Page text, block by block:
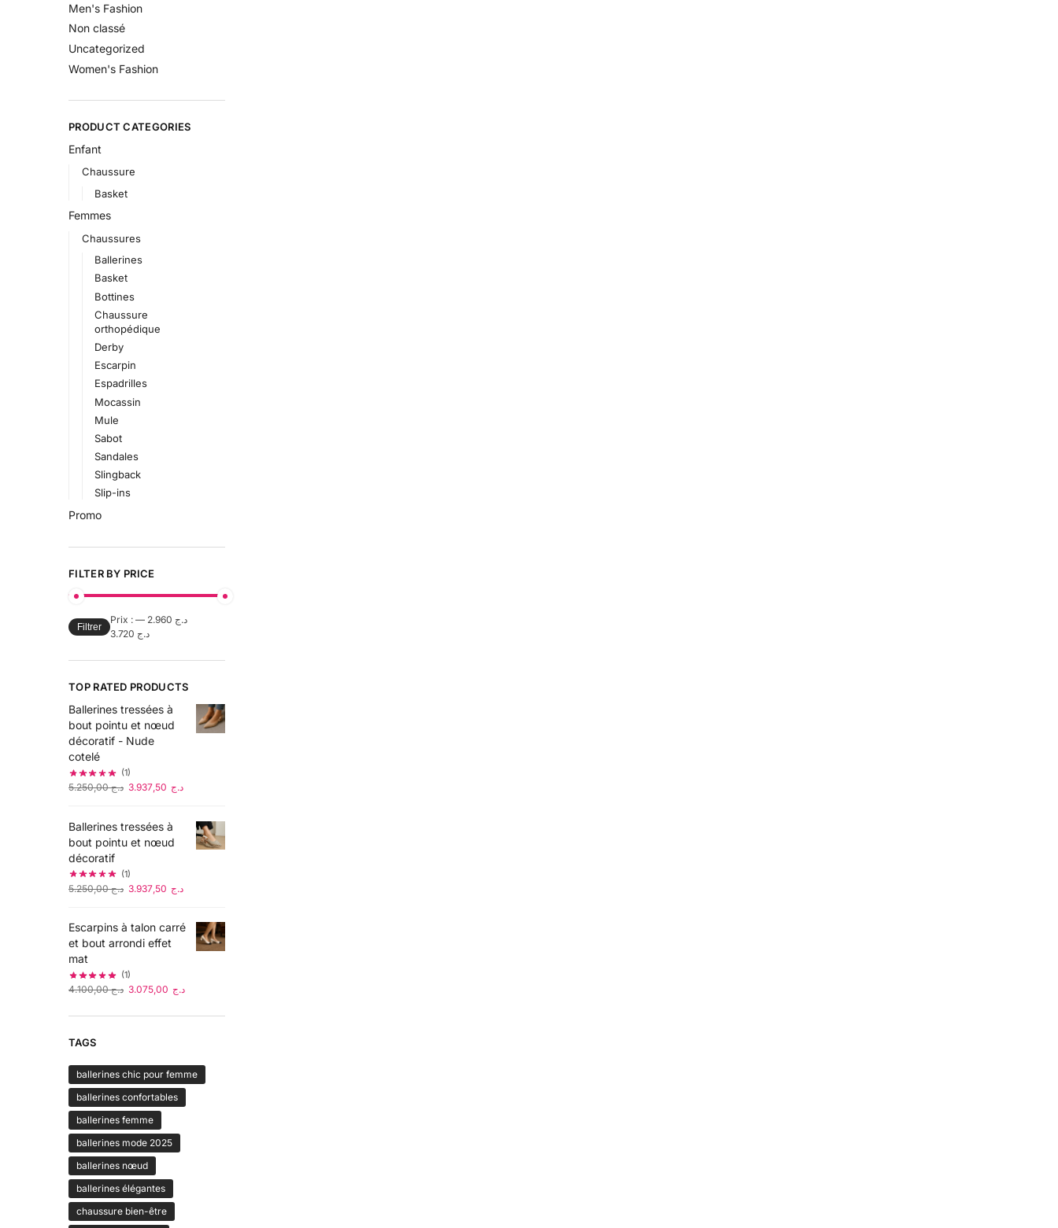
Men's Fashion
Non classé
Uncategorized
Women's Fashion
PRODUCT CATEGORIES
Enfant
Chaussure
Basket
Femmes
Chaussures
Ballerines
Basket
Bottines
Chaussure
orthopédique
Derby
Escarpin
Espadrilles
Mocassin
Mule
Sabot
Sandales
Slingback
Slip-ins
Promo
FILTER BY PRICE
Filtrer
Prix : د.ج 2.960
—
د.ج 3.720
TOP RATED PRODUCTS
Ballerines tressées à
bout pointu et nœud
décoratif - Nude
cotelé
(1)
د.ج5.250,00 د.ج
Ballerines tressées à
bout pointu et nœud
décoratif
(1)
د.ج5.250,00 د.ج
Escarpins à talon carré
et bout arrondi effet
mat
(1)
د.ج4.100,00 د.ج
TAGS
ballerines chic pour femme
ballerines confortables
ballerines femme
ballerines mode 2025
ballerines nœud
ballerines élégantes
chaussure bien-être